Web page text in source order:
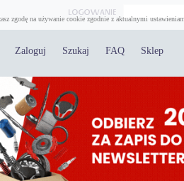
zgodę na używanie cookie zgodnie z aktualnymi
Zaloguj Szukaj FAQ Sklep